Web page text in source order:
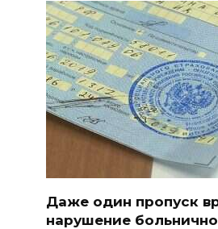
Даже один пропуск
нарушение